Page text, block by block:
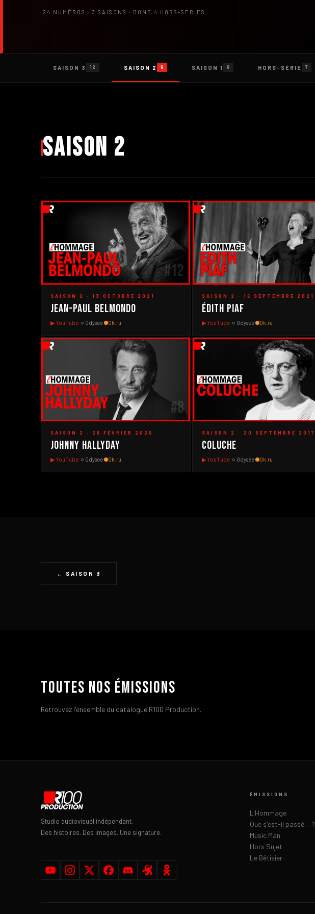
24 NUMÉROS · 3 SAISONS · DONT 4 HORS-SÉRIES
SAISON 3 12 SAISON 2 6 SAISON 1 6 HORS-SÉRIE 7
Saison 2
▶
#12
SAISON 2 · 13 OCTOBRE 2021
Jean-Paul Belmondo
▶ YouTube· ○ Odysee· Ok.ru
▶
SAISON 2 · 16 SEPTEMBRE 2021
Édith Piaf
▶ YouTube· ○ Odysee· Ok.ru
▶
#8
SAISON 2 · 26 FÉVRIER 2020
Johnny Hallyday
▶ YouTube· ○ Odysee· Ok.ru
▶
SAISON 2 · 20 SEPTEMBRE 2017
Coluche
▶ YouTube· ○ Odysee· Ok.ru
← SAISON 3
Toutes nos émissions
Retrouvez l'ensemble du catalogue R100 Production.
Studio audiovisuel indépendant.
Des histoires. Des images. Une signature.
ÉMISSIONS
L'Hommage
Que s'est-il passé… ?
Music Man
Hors Sujet
Le Bêtisier